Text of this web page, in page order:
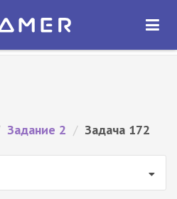
ОТКРЫТЬ
Задание 2 / Задача 172